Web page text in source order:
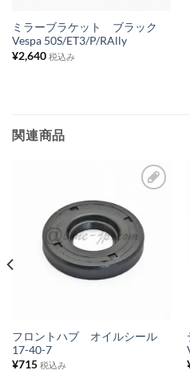
ミラーブラケット ブラック
Vespa 50S/ET3/P/RAlly
¥2,640 税込み
関連商品
気
に
入
フロントハブ オイルシール
17-40-7
¥715 税込み